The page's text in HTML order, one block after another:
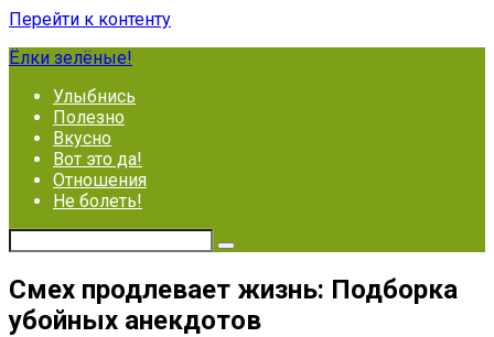
Перейти к контенту
Ёлки зелёные!
Улыбнись
Полезно
Вкусно
Вот это да!
Отношения
Не болеть!
Смех продлевает жизнь: Подборка
убойных анекдотов